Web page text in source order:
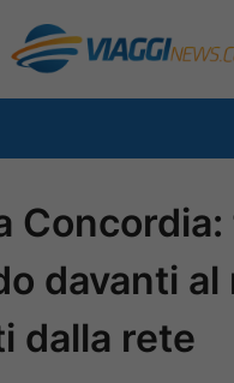
davanti al
dalla rete